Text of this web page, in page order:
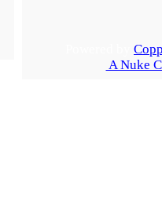
A Nuke